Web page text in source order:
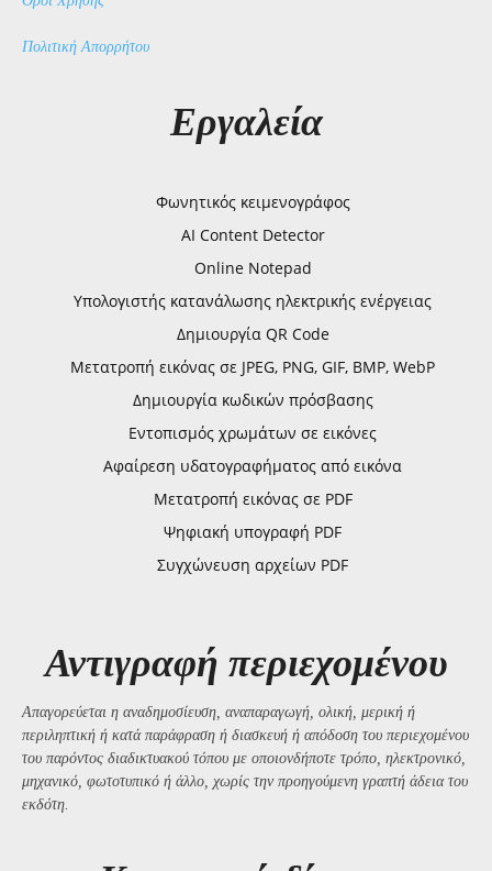
Πολιτική Απορρήτου
Εργαλεία
Φωνητικός κειμενογράφος
AI Content Detector
Online Notepad
Υπολογιστής κατανάλωσης ηλεκτρικής ενέργειας
Δημιουργία QR Code
Μετατροπή εικόνας σε JPEG, PNG, GIF, BMP, WebP
Δημιουργία κωδικών πρόσβασης
Εντοπισμός χρωμάτων σε εικόνες
Αφαίρεση υδατογραφήματος από εικόνα
Μετατροπή εικόνας σε PDF
Ψηφιακή υπογραφή PDF
Συγχώνευση αρχείων PDF
Αντιγραφή περιεχομένου
Απαγορεύεται η αναδημοσίευση, αναπαραγωγή, ολική, μερική ή
περιληπτική ή κατά παράφραση ή διασκευή ή απόδοση του περιεχομένου
του παρόντος διαδικτυακού τόπου με οποιονδήποτε τρόπο, ηλεκτρονικό,
μηχανικό, φωτοτυπικό ή άλλο, χωρίς την προηγούμενη γραπτή άδεια του
εκδότη.